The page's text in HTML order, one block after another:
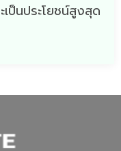
ป็นประโยชน์สูงสุด